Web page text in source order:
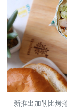
新推出加勒比烤